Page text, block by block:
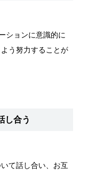
ションに意識的に
う努力することが
し合う
て話し合い、お互